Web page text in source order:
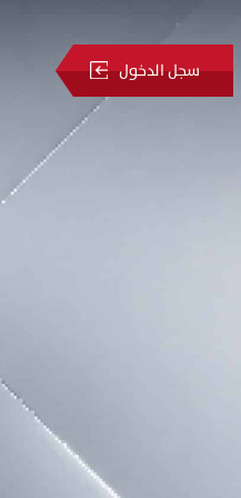
سجل الدخول